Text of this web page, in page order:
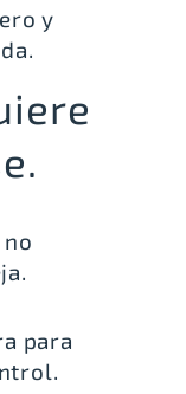
y
para